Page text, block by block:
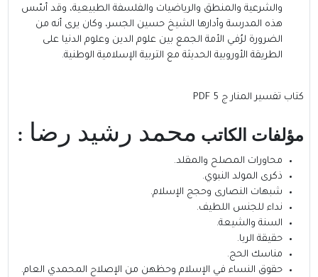
والشرعية والمنطق والرياضيات والفلسفة الطبيعية، وقد أسّس
هذه المدرسة وأدارها الشيخ حسين الجسر، وكان يرى أنه من
الضرورة لرُفي الأمة الجمع بين علوم الدين وعلوم الدنيا على
الطريقة الأوروبية الحديثة مع التربية الإسلامية الوطنية.
كتاب تفسير المنار ج 5 PDF
مؤلفات الكاتب محمد رشيد رضا :
محاورات المصلح والمقلد.
ذكرى المولد النبوي.
شبهات النصارى وحجج الإسلام.
نداء للجنس اللطيف.
السنة والشيعة.
حقيقة الربا.
مناسك الحج.
حقوق النساء في الإسلام وحظهن من الإصلاح المحمدي العام.